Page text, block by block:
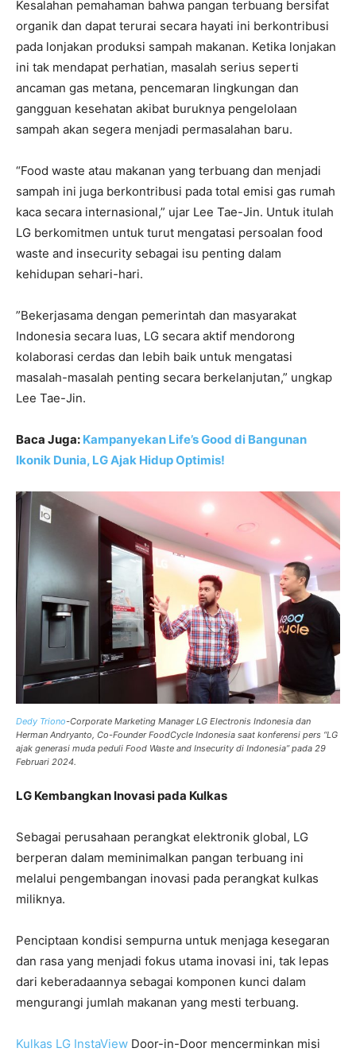
Kesalahan pemahaman bahwa pangan terbuang bersifat
organik dan dapat terurai secara hayati ini berkontribusi
pada lonjakan produksi sampah makanan. Ketika lonjakan
ini tak mendapat perhatian, masalah serius seperti
ancaman gas metana, pencemaran lingkungan dan
gangguan kesehatan akibat buruknya pengelolaan
sampah akan segera menjadi permasalahan baru.
“Food waste atau makanan yang terbuang dan menjadi
sampah ini juga berkontribusi pada total emisi gas rumah
kaca secara internasional,” ujar Lee Tae-Jin. Untuk itulah
LG berkomitmen untuk turut mengatasi persoalan food
waste and insecurity sebagai isu penting dalam
kehidupan sehari-hari.
”Bekerjasama dengan pemerintah dan masyarakat
Indonesia secara luas, LG secara aktif mendorong
kolaborasi cerdas dan lebih baik untuk mengatasi
masalah-masalah penting secara berkelanjutan,” ungkap
Lee Tae-Jin.
Baca Juga: Kampanyekan Life’s Good di Bangunan
Ikonik Dunia, LG Ajak Hidup Optimis!
Dedy Triono-Corporate Marketing Manager LG Electronis Indonesia dan
Herman Andryanto, Co-Founder FoodCycle Indonesia saat konferensi pers “LG
ajak generasi muda peduli Food Waste and Insecurity di Indonesia” pada 29
Februari 2024.
LG Kembangkan Inovasi pada Kulkas
Sebagai perusahaan perangkat elektronik global, LG
berperan dalam meminimalkan pangan terbuang ini
melalui pengembangan inovasi pada perangkat kulkas
miliknya.
Penciptaan kondisi sempurna untuk menjaga kesegaran
dan rasa yang menjadi fokus utama inovasi ini, tak lepas
dari keberadaannya sebagai komponen kunci dalam
mengurangi jumlah makanan yang mesti terbuang.
Kulkas LG InstaView Door-in-Door mencerminkan misi